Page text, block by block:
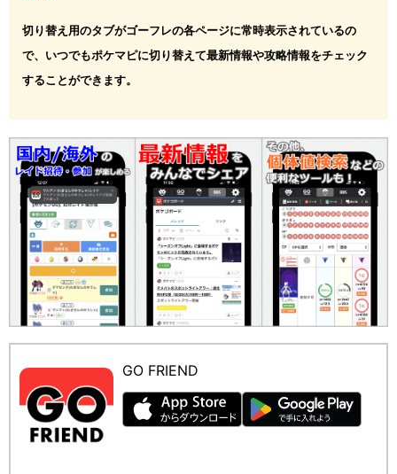
切り替え用のタブがゴーフレの各ページに常時表示されているの
で、いつでもポケマピに切り替えて最新情報や攻略情報をチェック
することができます。
GO FRIEND